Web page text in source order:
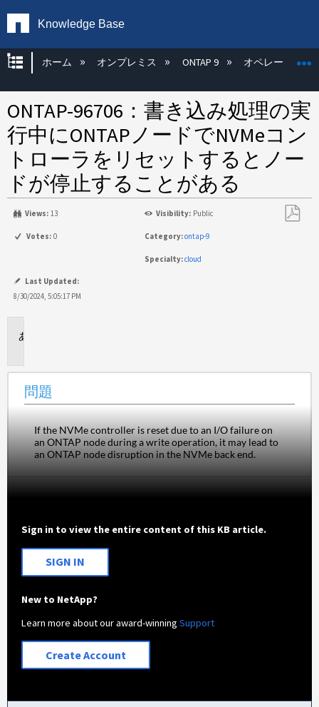
Knowledge Base
グローバル階層を展開/折りたたむ
ホーム オンプレミス ONTAP 9 オペレーティン
ONTAP-96706：書き込み処理の実
行中にONTAPノードでNVMeコン
トローラをリセットするとノー
ドが停止することがある
Views: 13 Visibility: Public
Votes: 0 Category:ontap-9
Specialty:cloud
Last Updated:
8/30/2024, 5:05:17 PM
問題
If the NVMe controller is reset due to an I/O failure on
an ONTAP node during a write operation, it may lead to
an ONTAP node disruption in the NVMe back end.
Sign in to view the entire content of this KB article.
SIGN IN
New to NetApp?
Learn more about our award-winningSupport
Create Account